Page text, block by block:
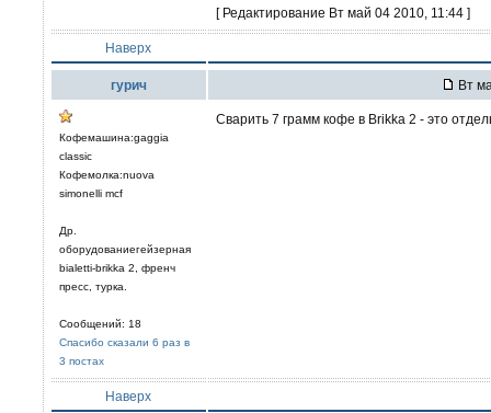
[ Редактирование Вт май 04 2010, 11:44 ]
Наверх
гурич Вт
Кофемашина:gaggia
classic
Кофемолка:nuova
simonelli mcf
Др.
оборудованиегейзерная
bialetti-brikka 2, френч
пресс, турка.
Сообщений: 18
Спасибо сказали 6 раз в
3 постах
Сварить 7 грамм кофе в Brikka 2 - это
Наверх